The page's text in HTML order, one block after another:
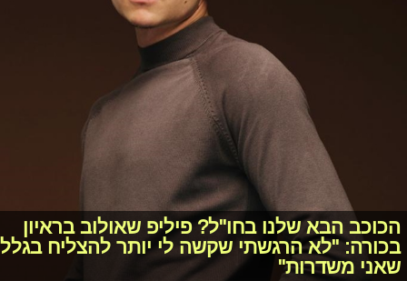
הכוכב הבא שלנו בחו"ל? פיליפ שאולוב בראיון
בכורה: "לא הרגשתי שקשה לי יותר להצליח בגלל
שאני משדרות"